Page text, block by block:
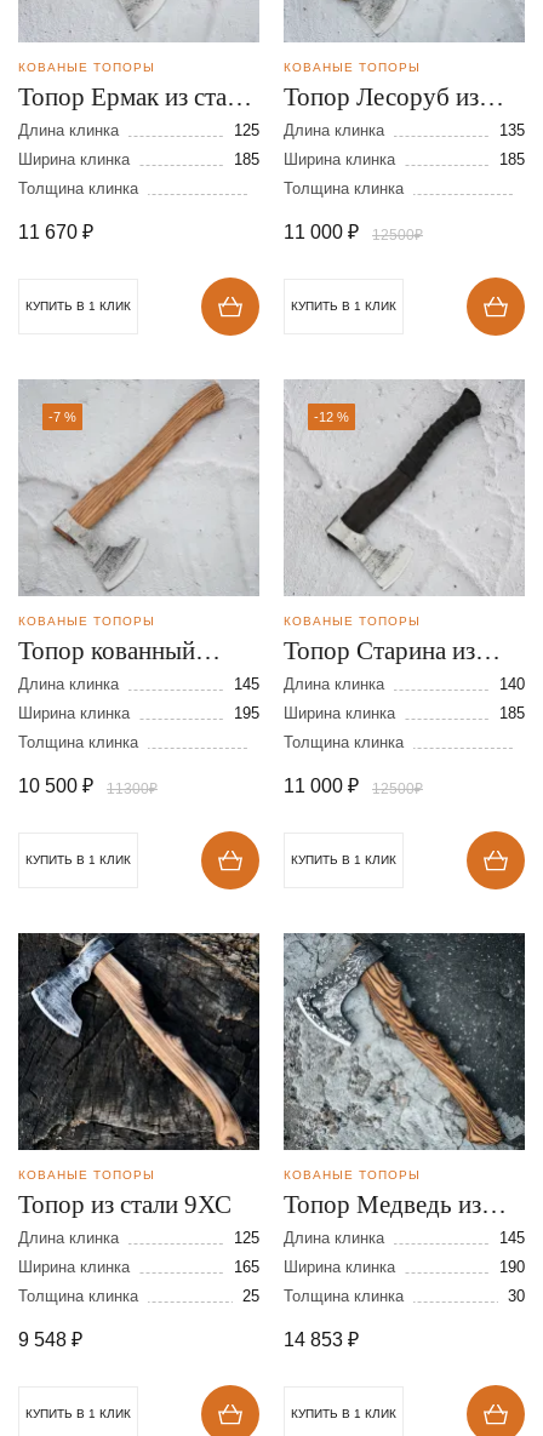
КОВАНЫЕ ТОПОРЫ
Топор Ермак из стали
9ХС
Длина клинка
125
Ширина клинка
185
Толщина клинка
11 670 ₽
КУПИТЬ В 1 КЛИК
КОВАНЫЕ ТОПОРЫ
Топор Лесоруб из
стали 9ХС
Длина клинка
135
Ширина клинка
185
Толщина клинка
11 000 ₽ 12500₽
КУПИТЬ В 1 КЛИК
-7 %
КОВАНЫЕ ТОПОРЫ
Топор кованный
Классический из
стали 9ХС
Длина клинка
145
Ширина клинка
195
Толщина клинка
10 500 ₽ 11300₽
КУПИТЬ В 1 КЛИК
-12 %
КОВАНЫЕ ТОПОРЫ
Топор Старина из
стали 9ХС
Длина клинка
140
Ширина клинка
185
Толщина клинка
11 000 ₽ 12500₽
КУПИТЬ В 1 КЛИК
КОВАНЫЕ ТОПОРЫ
Топор из стали 9ХС
Длина клинка
125
Ширина клинка
165
Толщина клинка
25
9 548 ₽
КУПИТЬ В 1 КЛИК
КОВАНЫЕ ТОПОРЫ
Топор Медведь из
стали 9ХС с
художественным
оформлением
Длина клинка
145
Ширина клинка
190
Толщина клинка
30
14 853 ₽
КУПИТЬ В 1 КЛИК